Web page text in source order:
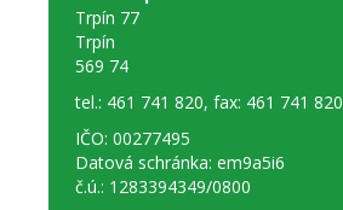
Trpín 77
Trpín
569 74
tel.: 461 741 820, fax: 461 741 820
IČO: 00277495
Datová schránka: em9a5i6
č.ú.: 1283394349/0800